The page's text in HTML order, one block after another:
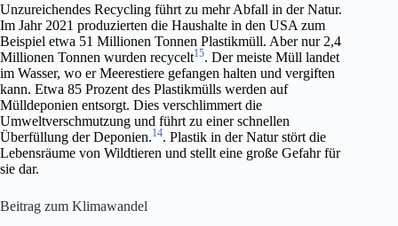
Unzureichendes Recycling führt zu mehr Abfall in der Natur.
Im Jahr 2021 produzierten die Haushalte in den USA zum
Beispiel etwa 51 Millionen Tonnen Plastikmüll. Aber nur 2,4
Millionen Tonnen wurden recycelt15. Der meiste Müll landet
im Wasser, wo er Meerestiere gefangen halten und vergiften
kann. Etwa 85 Prozent des Plastikmülls werden auf
Mülldeponien entsorgt. Dies verschlimmert die
Umweltverschmutzung und führt zu einer schnellen
Überfüllung der Deponien.14. Plastik in der Natur stört die
Lebensräume von Wildtieren und stellt eine große Gefahr für
sie dar.
Beitrag zum Klimawandel